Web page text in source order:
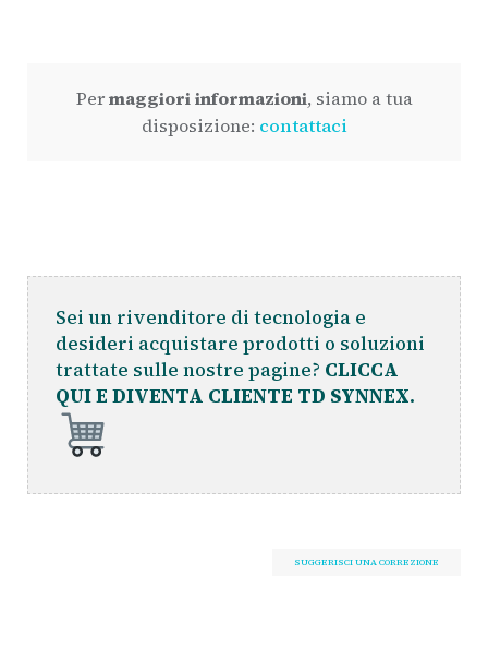
Permaggiori informazioni, siamo a tua
disposizione: contattaci
Sei un rivenditore di tecnologia e
desideri acquistare prodotti o soluzioni
trattate sulle nostre pagine? CLICCA
QUI E DIVENTA CLIENTE TD SYNNEX.
SUGGERISCI UNA CORREZIONE